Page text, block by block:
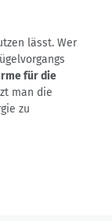
lässt. Wer
für die
man die
zu